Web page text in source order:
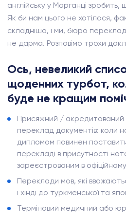
англійську у Марганці
Як би нам цього не хотілося,
складніша, і ми, бюро
не дарма. Розповімо трохи
Ось, невеликий
щоденних турбот,
буде не кращим
Присяжний / акредитований
переклад документів: коли
дипломом повинен
перекладі в присутності
зареєстрованим в
Переклади мов, які
і хінді до туркменської та
Терміновий медичний або